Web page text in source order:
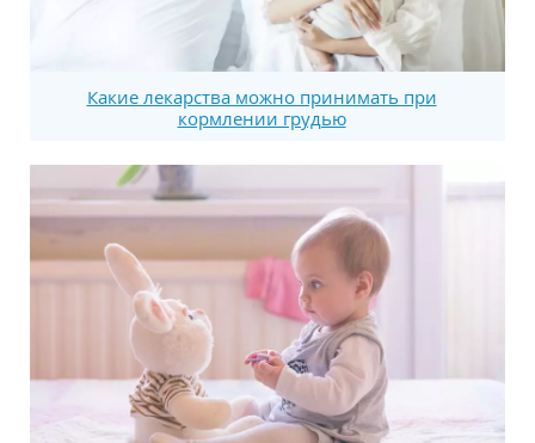
Какие лекарства можно принимать при
кормлении грудью